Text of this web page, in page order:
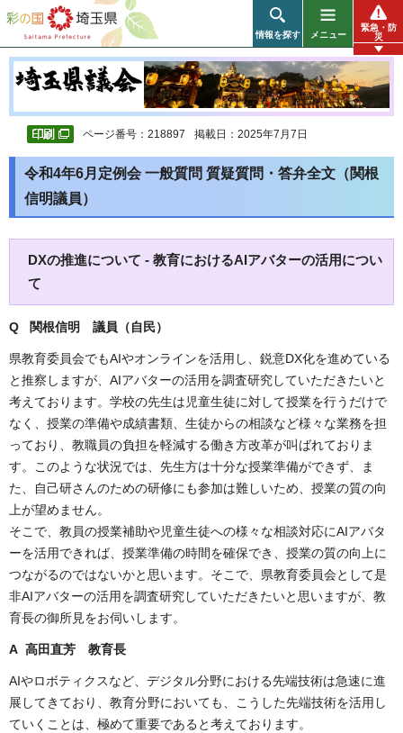
彩の国 埼玉県
情報を探す メニュー
緊急・防
災
ページ番号：218897 掲載日：2025年7月7日
令和4年6月定例会 一般質問 質疑質問・答弁全文（関根
信明議員）
DXの推進について - 教育におけるAIアバターの活用につい
て
Q 関根信明 議員（自民）
県教育委員会でもAIやオンラインを活用し、鋭意DX化を進めている
と推察しますが、AIアバターの活用を調査研究していただきたいと
考えております。学校の先生は児童生徒に対して授業を行うだけで
なく、授業の準備や成績書類、生徒からの相談など様々な業務を担
っており、教職員の負担を軽減する働き方改革が叫ばれておりま
す。このような状況では、先生方は十分な授業準備ができず、ま
た、自己研さんのための研修にも参加は難しいため、授業の質の向
上が望めません。
そこで、教員の授業補助や児童生徒への様々な相談対応にAIアバタ
ーを活用できれば、授業準備の時間を確保でき、授業の質の向上に
つながるのではないかと思います。そこで、県教育委員会として是
非AIアバターの活用を調査研究していただきたいと思いますが、教
育長の御所見をお伺いします。
A 高田直芳 教育長
AIやロボティクスなど、デジタル分野における先端技術は急速に進
展してきており、教育分野においても、こうした先端技術を活用し
ていくことは、極めて重要であると考えております。